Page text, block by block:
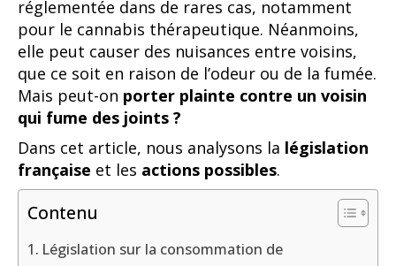
réglementée dans de rares cas, notamment
pour le cannabis thérapeutique. Néanmoins,
elle peut causer des nuisances entre voisins,
que ce soit en raison de l’odeur ou de la fumée.
Mais peut-on porter plainte contre un voisin
qui fume des joints ?
Dans cet article, nous analysons la législation
française et les actions possibles.
Contenu
Législation sur la consommation de